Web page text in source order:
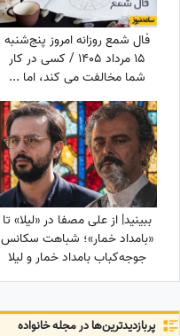
فال شمع روزانه امروز پنج‌شنبه
15 مرداد 1405 / کسی در کار
شما مخالفت می کند، اما ...
ببینید| از علی مصفا در «لیلا» تا
«بامداد خمار»؛ شباهت سکانس
جوجه‌کباب بامداد خمار و لیلا
سوژه شد
پربازدید‌ترین‌ها در مجله خانواده